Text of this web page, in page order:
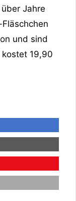
Jahre
und sind
19,90